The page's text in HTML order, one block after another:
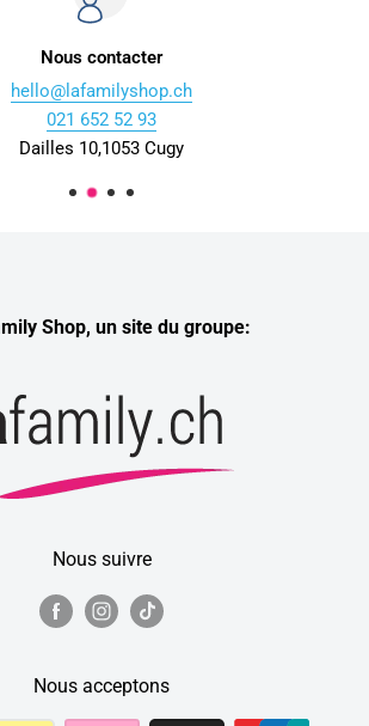
Nous contacter
hello@lafamilyshop.ch
021 652 52 93
Dailles 10,1053 Cugy
Shop, un site du groupe:
Nous suivre
Nous acceptons